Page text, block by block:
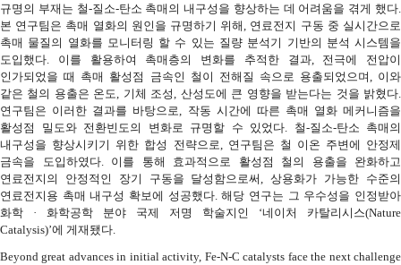
규명의 부재는 철-질소-탄소 촉매의 내구성을 향상하는 데 어려움을 겪게 했다.
본 연구팀은 촉매 열화의 원인을 규명하기 위해, 연료전지 구동 중 실시간으로
촉매 물질의 열화를 모니터링 할 수 있는 질량 분석기 기반의 분석 시스템을
도입했다. 이를 활용하여 촉매층의 변화를 추적한 결과, 전극에
전압이
인가되었을 때 촉매 활성점 금속인 철이 전해질 속으로 용출되었으며, 이와
같은 철의 용출은 온도, 기체 조성, 산성도에 큰 영향을 받는다는 것을 밝혔다.
연구팀은 이러한 결과를 바탕으로, 작동 시간에 따른 촉매 열화 메커니즘을
활성점
밀도와 전환빈도의 변화로 규명할 수 있었다. 철-질소-탄소 촉매의
내구성을 향상시키기 위한 합성 전략으로, 연구팀은 철 이온 주변에 안정제
금속을
도입하였다. 이를 통해 효과적으로 활성점 철의 용출을
완화하고
연료전지의
안정적인 장기 구동을 달성함으로써,상용화가 가능한 수준의
연료전지용 촉매 내구성 확보에 성공했다.해당 연구는 그 우수성을 인정받아
화학 · 화학공학 분야 국제 저명 학술지인 ‘네이처 카탈리시스(Nature
Catalysis)’에 게재됐다.
Beyond great advances in initial activity, Fe-N-C catalysts face the next challenge